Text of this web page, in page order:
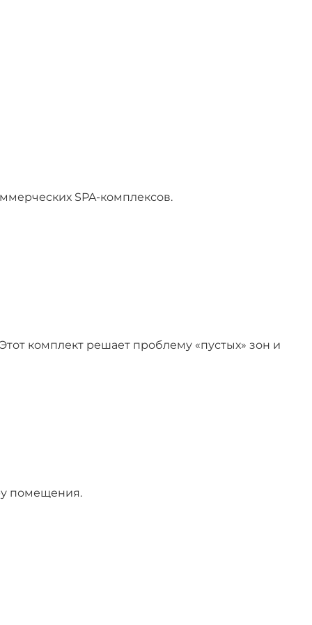
SPA-комплексов.
комплект решает проблему «пустых» зон и
помещения.